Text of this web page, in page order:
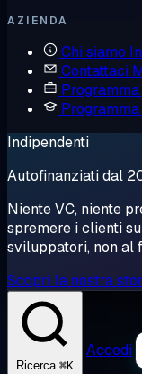
AZIENDA
Chi siamo
Contattaci
Indipendenti
Autofinanziati dal
Niente VC, niente
spremere i clienti
sviluppatori, non al
Scopri la nostra
Ricerca ⌘K
Accedi